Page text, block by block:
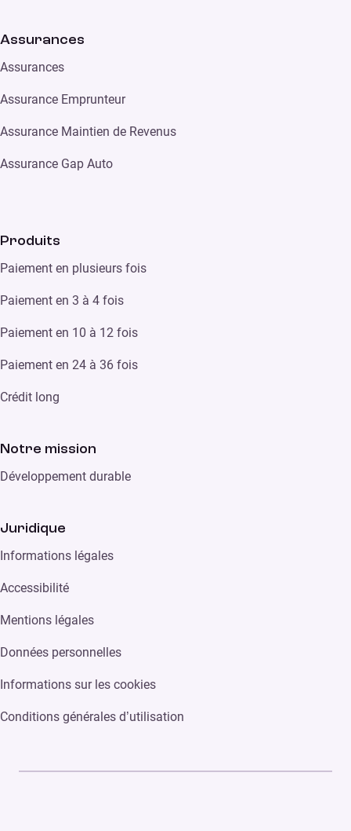
Assurances
Assurances
Assurance Emprunteur
Assurance Maintien de Revenus
Assurance Gap Auto
Produits
Paiement en plusieurs fois
Paiement en 3 à 4 fois
Paiement en 10 à 12 fois
Paiement en 24 à 36 fois
Crédit long
Notre mission
Développement durable
Juridique
Informations légales
Accessibilité
Mentions légales
Données personnelles
Informations sur les cookies
Conditions générales d’utilisation